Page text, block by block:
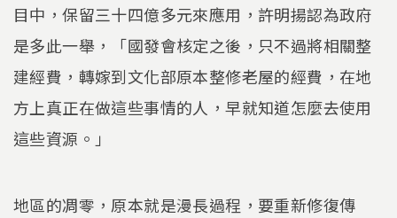
目中，保留三十四億多元來應用，許明揚認為政府
是多此一舉，「國發會核定之後，只不過將相關整
建經費，轉嫁到文化部原本整修老屋的經費，在地
方上真正在做這些事情的人，早就知道怎麼去使用
這些資源。」
地區的凋零，原本就是漫長過程，要重新修復傳